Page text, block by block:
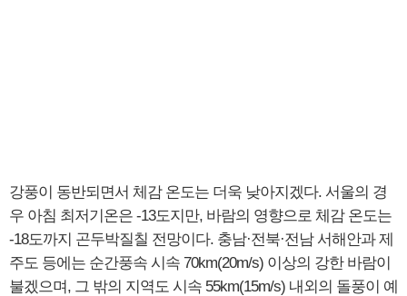
강풍이 동반되면서 체감 온도는 더욱 낮아지겠다. 서울의 경
우 아침 최저기온은 -13도지만, 바람의 영향으로 체감 온도는
-18도까지 곤두박질칠 전망이다. 충남·전북·전남 서해안과 제
주도 등에는 순간풍속 시속 70km(20m/s) 이상의 강한 바람이
불겠으며, 그 밖의 지역도 시속 55km(15m/s) 내외의 돌풍이 예